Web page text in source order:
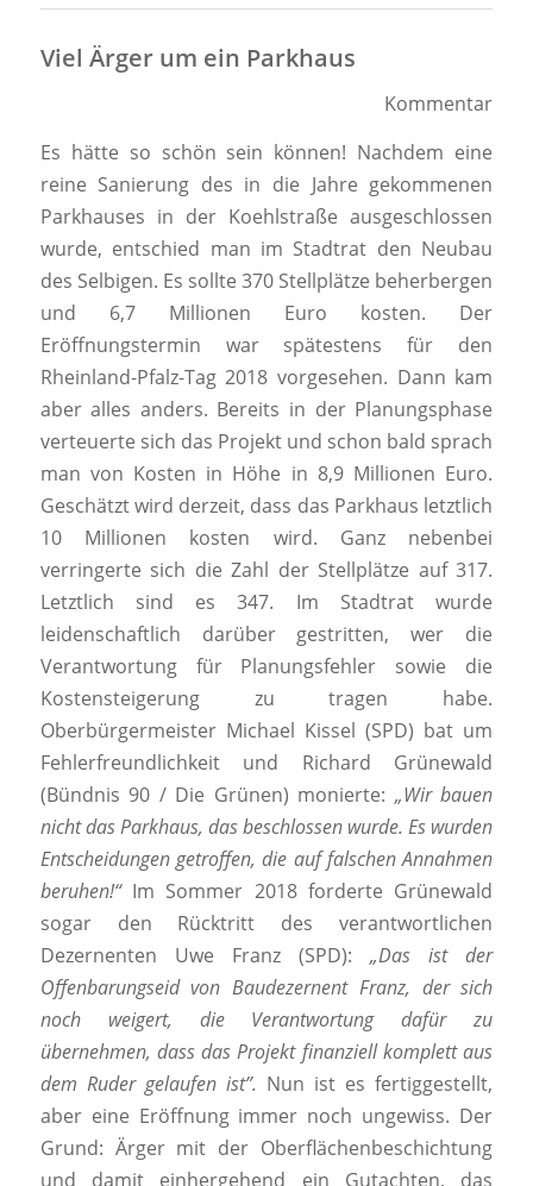
Viel Ärger um ein Parkhaus
Kommentar
Es hätte so schön sein können! Nachdem eine
reine Sanierung des in die Jahre gekommenen
Parkhauses in der Koehlstraße ausgeschlossen
wurde, entschied man im Stadtrat den Neubau
des Selbigen. Es sollte 370 Stellplätze beherbergen
und 6,7 Millionen Euro kosten. Der
Eröffnungstermin war spätestens für den
Rheinland-Pfalz-Tag 2018 vorgesehen. Dann kam
aber alles anders. Bereits in der Planungsphase
verteuerte sich das Projekt und schon bald sprach
man von Kosten in Höhe in 8,9 Millionen Euro.
Geschätzt wird derzeit, dass das Parkhaus letztlich
10 Millionen kosten wird. Ganz nebenbei
verringerte sich die Zahl der Stellplätze auf 317.
Letztlich sind es 347. Im Stadtrat wurde
leidenschaftlich darüber gestritten, wer die
Verantwortung für Planungsfehler sowie die
Kostensteigerung zu tragen habe.
Oberbürgermeister Michael Kissel (SPD) bat um
Fehlerfreundlichkeit und Richard Grünewald
(Bündnis 90 / Die Grünen) monierte: „Wir bauen
nicht das Parkhaus, das beschlossen wurde. Es wurden
Entscheidungen getroffen, die auf falschen Annahmen
beruhen!“Im Sommer 2018 forderte Grünewald
sogar den Rücktritt des verantwortlichen
Dezernenten Uwe Franz (SPD):„Das ist der
Offenbarungseid von Baudezernent Franz, der sich
noch weigert, die Verantwortung dafür zu
übernehmen, dass das Projekt finanziell komplett aus
dem Ruder gelaufen ist”. Nun ist es fertiggestellt,
aber eine Eröffnung immer noch ungewiss. Der
Grund: Ärger mit der Oberflächenbeschichtung
und damit einhergehend ein Gutachten, das